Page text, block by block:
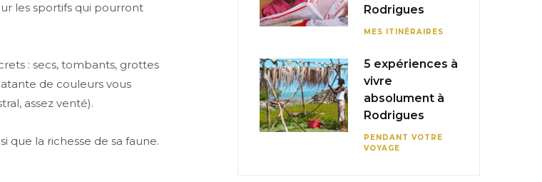
les sportifs qui pourront
: secs, tombants, grottes
de couleurs vous
assez venté).
que la richesse de sa faune.
Rodrigues
MES ITINÉRAIRES
5 expériences à
vivre
absolument à
Rodrigues
PENDANT VOTRE
VOYAGE